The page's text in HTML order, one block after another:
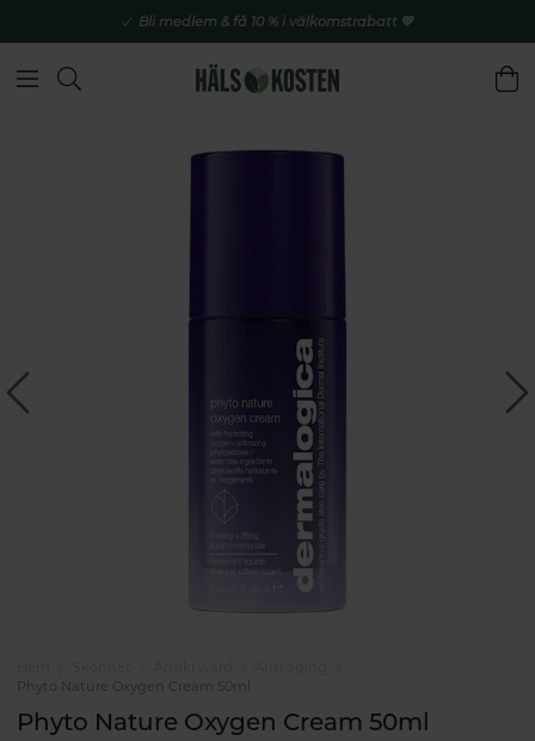
Bli medlem & få 10 % i välkomstrabatt 💚
Phyto Nature Oxygen Cream 50ml
Phyto Nature Oxygen Cream 50ml